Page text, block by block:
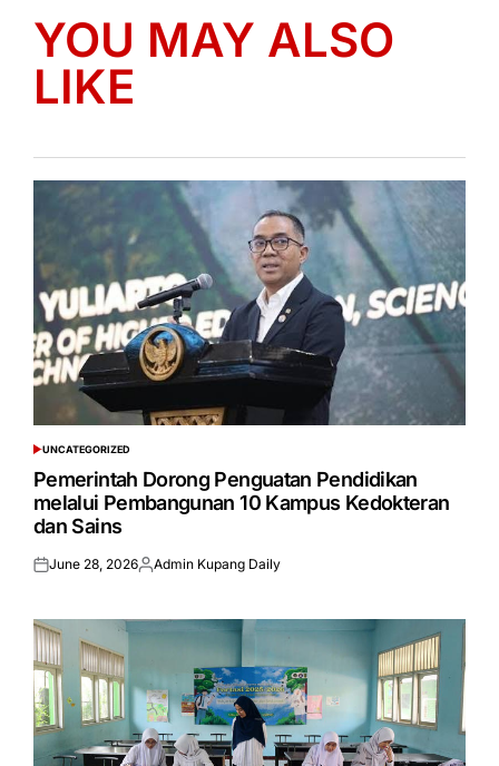
YOU MAY ALSO
LIKE
POSTED
IN
UNCATEGORIZED
Pemerintah Dorong Penguatan Pendidikan
melalui Pembangunan 10 Kampus Kedokteran
dan Sains
Posted
June 28, 2026Posted
Admin Kupang Daily